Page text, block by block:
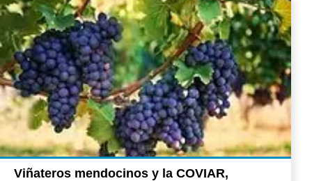
Viñateros mendocinos y la COVIAR,